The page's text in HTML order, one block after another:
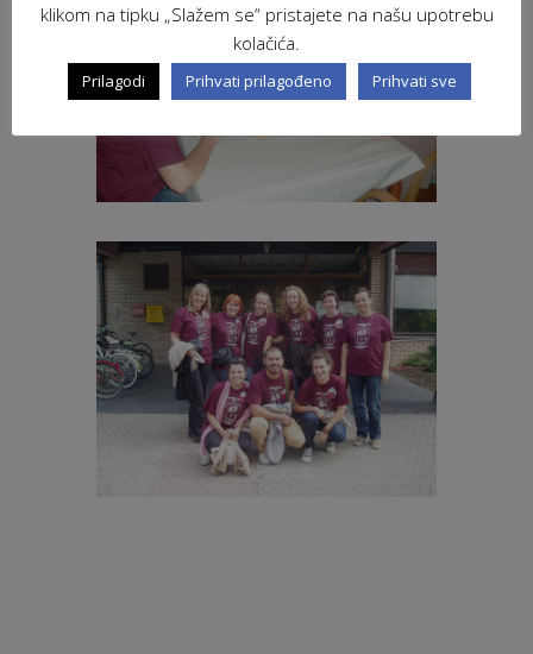
klikom na tipku „Slažem se“ pristajete na našu upotrebu
kolačića.
Prilagodi Prihvati prilagođeno Prihvati sve